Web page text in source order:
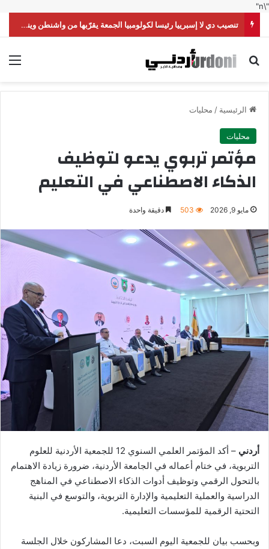
"\n"
تنصيب دي لا إسبرييا رئيسا لكولومبيا الجمعة يقرّبها من واشنطن وينقلها من اليسار إلى اليمين
بحث عن
الرئيسية / محليات
محليات
مؤتمر تربوي يدعو لتوظيف
الذكاء الاصطناعي في التعليم
مايو 9, 2026 503 دقيقة واحدة
أردني
– أكد المؤتمر العلمي السنوي 12 للجمعية الأردنية للعلوم
التربوية، في ختام أعماله في الجامعة الأردنية، ضرورة زيادة الاهتمام
بالتحول الرقمي وتوظيف أدوات الذكاء الاصطناعي في المناهج
الدراسية والعملية التعليمية والإدارة التربوية، والتوسع في البنية
التحتية الرقمية للمؤسسات التعليمية.
وبحسب بيان للجمعية اليوم السبت، دعا المشاركون خلال الجلسة